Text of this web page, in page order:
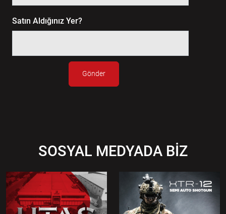
Satın Aldığınız Yer?
Gönder
SOSYAL MEDYADA BİZ